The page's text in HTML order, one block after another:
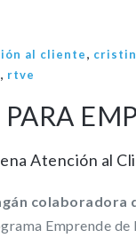
al cliente,
, rtve
Atención al
colaboradora
Emprende